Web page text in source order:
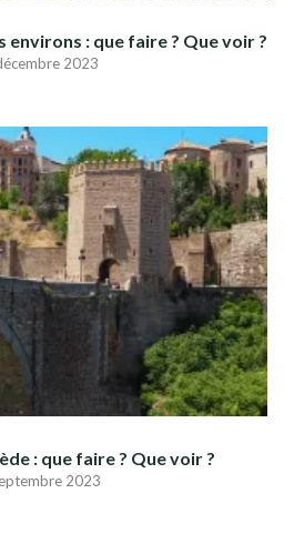
: que faire ? Que voir ?
2023
: que faire ? Que voir ?
2023